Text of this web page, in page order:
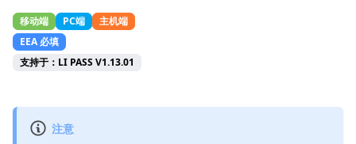
移动端 PC端
主机端
EEA 必填
支持于：LI PASS V1.13.01
注意